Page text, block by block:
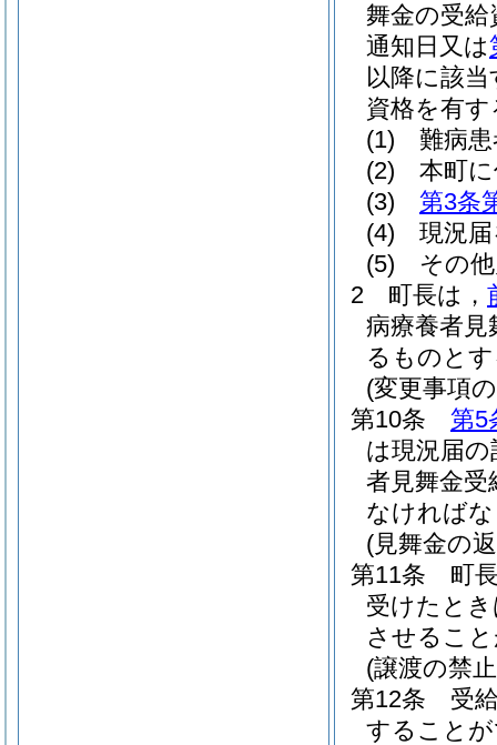
舞金の受
通知日又は
以降に該
資格を有
(1)
難病
(2)
本町
(3)
第3条
(4)
現況
(5)
その
2
町長は，
病療養者見
るものと
(変更事項
第10条
第5
は現況届
者見舞金受
なければ
(見舞金の
第11条
町
受けたと
させるこ
(譲渡の禁
第12条
受
すること